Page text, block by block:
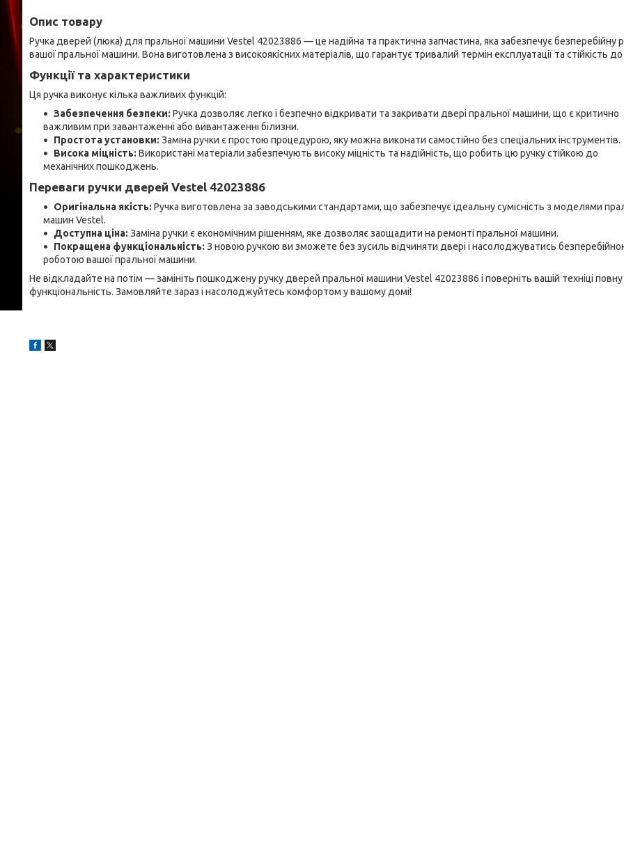
Опис товару
Ручка дверей (люка) для пральної машини Vestel 42023886 — це надійна та практична запчастина, яка забезпечує безперебійну
вашої пральної машини. Вона виготовлена з високоякісних матеріалів, що гарантує тривалий термін експлуатації та стійкість
Функції та характеристики
Ця ручка виконує кілька важливих функцій:
Забезпечення безпеки: Ручка дозволяє легко і безпечно відкривати та закривати двері пральної машини, що є критично
важливим при завантаженні або вивантаженні білизни.
Простота установки: Заміна ручки є простою процедурою, яку можна виконати самостійно без спеціальних інструментів.
Висока міцність: Використані матеріали забезпечують високу міцність та надійність, що робить цю ручку стійкою до
механічних пошкоджень.
Переваги ручки дверей Vestel 42023886
Оригінальна якість: Ручка виготовлена за заводськими стандартами, що забезпечує ідеальну сумісність з моделями
машин Vestel.
Доступна ціна: Заміна ручки є економічним рішенням, яке дозволяє заощадити на ремонті пральної машини.
Покращена функціональність: З новою ручкою ви зможете без зусиль відчиняти двері і насолоджуватись
роботою вашої пральної машини.
Не відкладайте на потім — замініть пошкоджену ручку дверей пральної машини Vestel 42023886 і поверніть вашій техніці повну
функціональність. Замовляйте зараз і насолоджуйтесь комфортом у вашому домі!